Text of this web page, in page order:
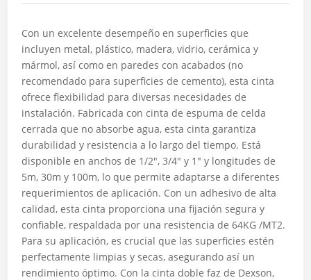
Con un excelente desempeño en superficies que
incluyen metal, plástico, madera, vidrio, cerámica y
mármol, así como en paredes con acabados (no
recomendado para superficies de cemento), esta cinta
ofrece flexibilidad para diversas necesidades de
instalación. Fabricada con cinta de espuma de celda
cerrada que no absorbe agua, esta cinta garantiza
durabilidad y resistencia a lo largo del tiempo. Está
disponible en anchos de 1/2″, 3/4″ y 1″ y longitudes de
5m, 30m y 100m, lo que permite adaptarse a diferentes
requerimientos de aplicación. Con un adhesivo de alta
calidad, esta cinta proporciona una fijación segura y
confiable, respaldada por una resistencia de 64KG /MT2.
Para su aplicación, es crucial que las superficies estén
perfectamente limpias y secas, asegurando así un
rendimiento óptimo. Con la cinta doble faz de Dexson,